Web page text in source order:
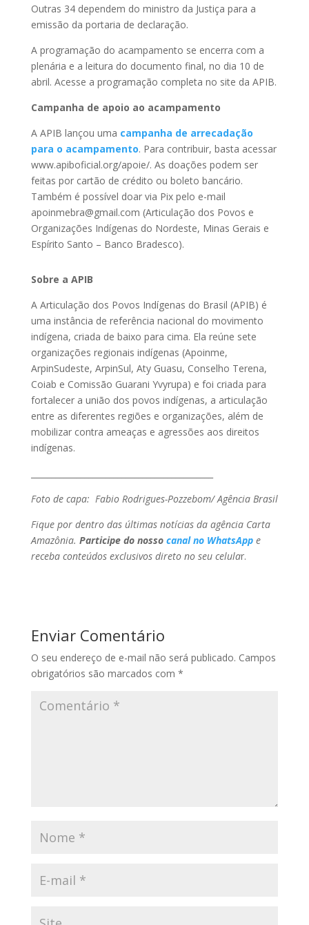
Outras 34 dependem do ministro da Justiça para a
emissão da portaria de declaração.
A programação do acampamento se encerra com a
plenária e a leitura do documento final, no dia 10 de
abril. Acesse a programação completa no site da APIB.
Campanha de apoio ao acampamento
A APIB lançou uma campanha de arrecadação
para o acampamento. Para contribuir, basta acessar
www.apiboficial.org/apoie/. As doações podem ser
feitas por cartão de crédito ou boleto bancário.
Também é possível doar via Pix pelo e-mail
apoinmebra@gmail.com (Articulação dos Povos e
Organizações Indígenas do Nordeste, Minas Gerais e
Espírito Santo – Banco Bradesco).
Sobre a APIB
A Articulação dos Povos Indígenas do Brasil (APIB) é
uma instância de referência nacional do movimento
indígena, criada de baixo para cima. Ela reúne sete
organizações regionais indígenas (Apoinme,
ArpinSudeste, ArpinSul, Aty Guasu, Conselho Terena,
Coiab e Comissão Guarani Yvyrupa) e foi criada para
fortalecer a união dos povos indígenas, a articulação
entre as diferentes regiões e organizações, além de
mobilizar contra ameaças e agressões aos direitos
indígenas.
Foto de capa: Fabio Rodrigues-Pozzebom/ Agência Brasil
Fique por dentro das últimas notícias da agência Carta
Amazônia. Participe do nosso canal no WhatsApp e
receba conteúdos exclusivos direto no seu celular.
Enviar Comentário
O seu endereço de e-mail não será publicado. Campos
obrigatórios são marcados com *